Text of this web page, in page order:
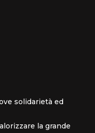
solidarietà ed
la grande